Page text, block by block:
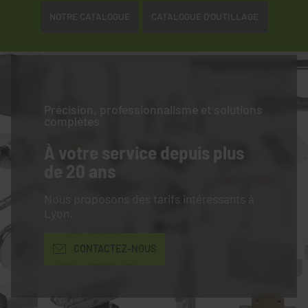
NOTRE CATALOGUE CATALOGUE D'OUTILLAGE
Précision, professionnalisme et solutions
complètes
À votre service depuis plus
de 20 ans
Nous proposons des tarifs intéressants à
CONTACTEZ-NOUS